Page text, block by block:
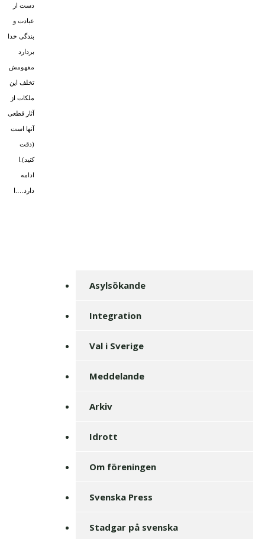
دست از
عبادت و
بندگى خدا
بردارد
مفهومش
تخلف این
ملکات از
آثار قطعى
آنها است
(دقت
کنید).ا
ادامه
دارد….ا
Asylsökande
Integration
Val i Sverige
Meddelande
Arkiv
Idrott
Om föreningen
Svenska Press
Stadgar på svenska